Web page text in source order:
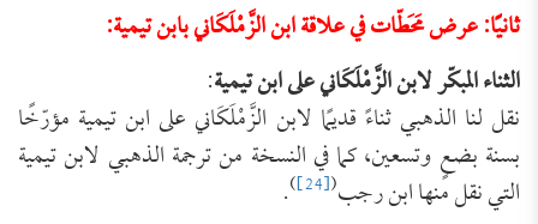
ثانيًا: عرضمَحَطّات في علاقةابن الزَّمْلَكَاني بابن تيمية:
الثناء المبكّر لابن الزَّمْلَكَاني على ابن تيمية:
نقل لنا الذهبي ثناءً قديمًا لابن الزَّمْلَكَاني على ابن تيمية مؤرّخًا
بسنة بضعٍ وتسعين، كما في النسخة من ترجمة الذهبي لابن تيمية
التي نقل منها ابن رجب(
[24]
)
.